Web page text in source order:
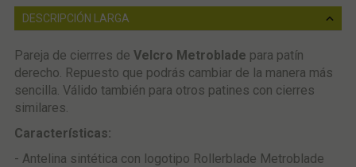
DESCRIPCIÓN LARGA
Pareja de cierrres de Velcro Metroblade para patín
derecho. Repuesto que podrás cambiar de la manera más
sencilla. Válido también para otros patines con cierres
similares.
Características:
- Antelina sintética con logotipo Rollerblade Metroblade